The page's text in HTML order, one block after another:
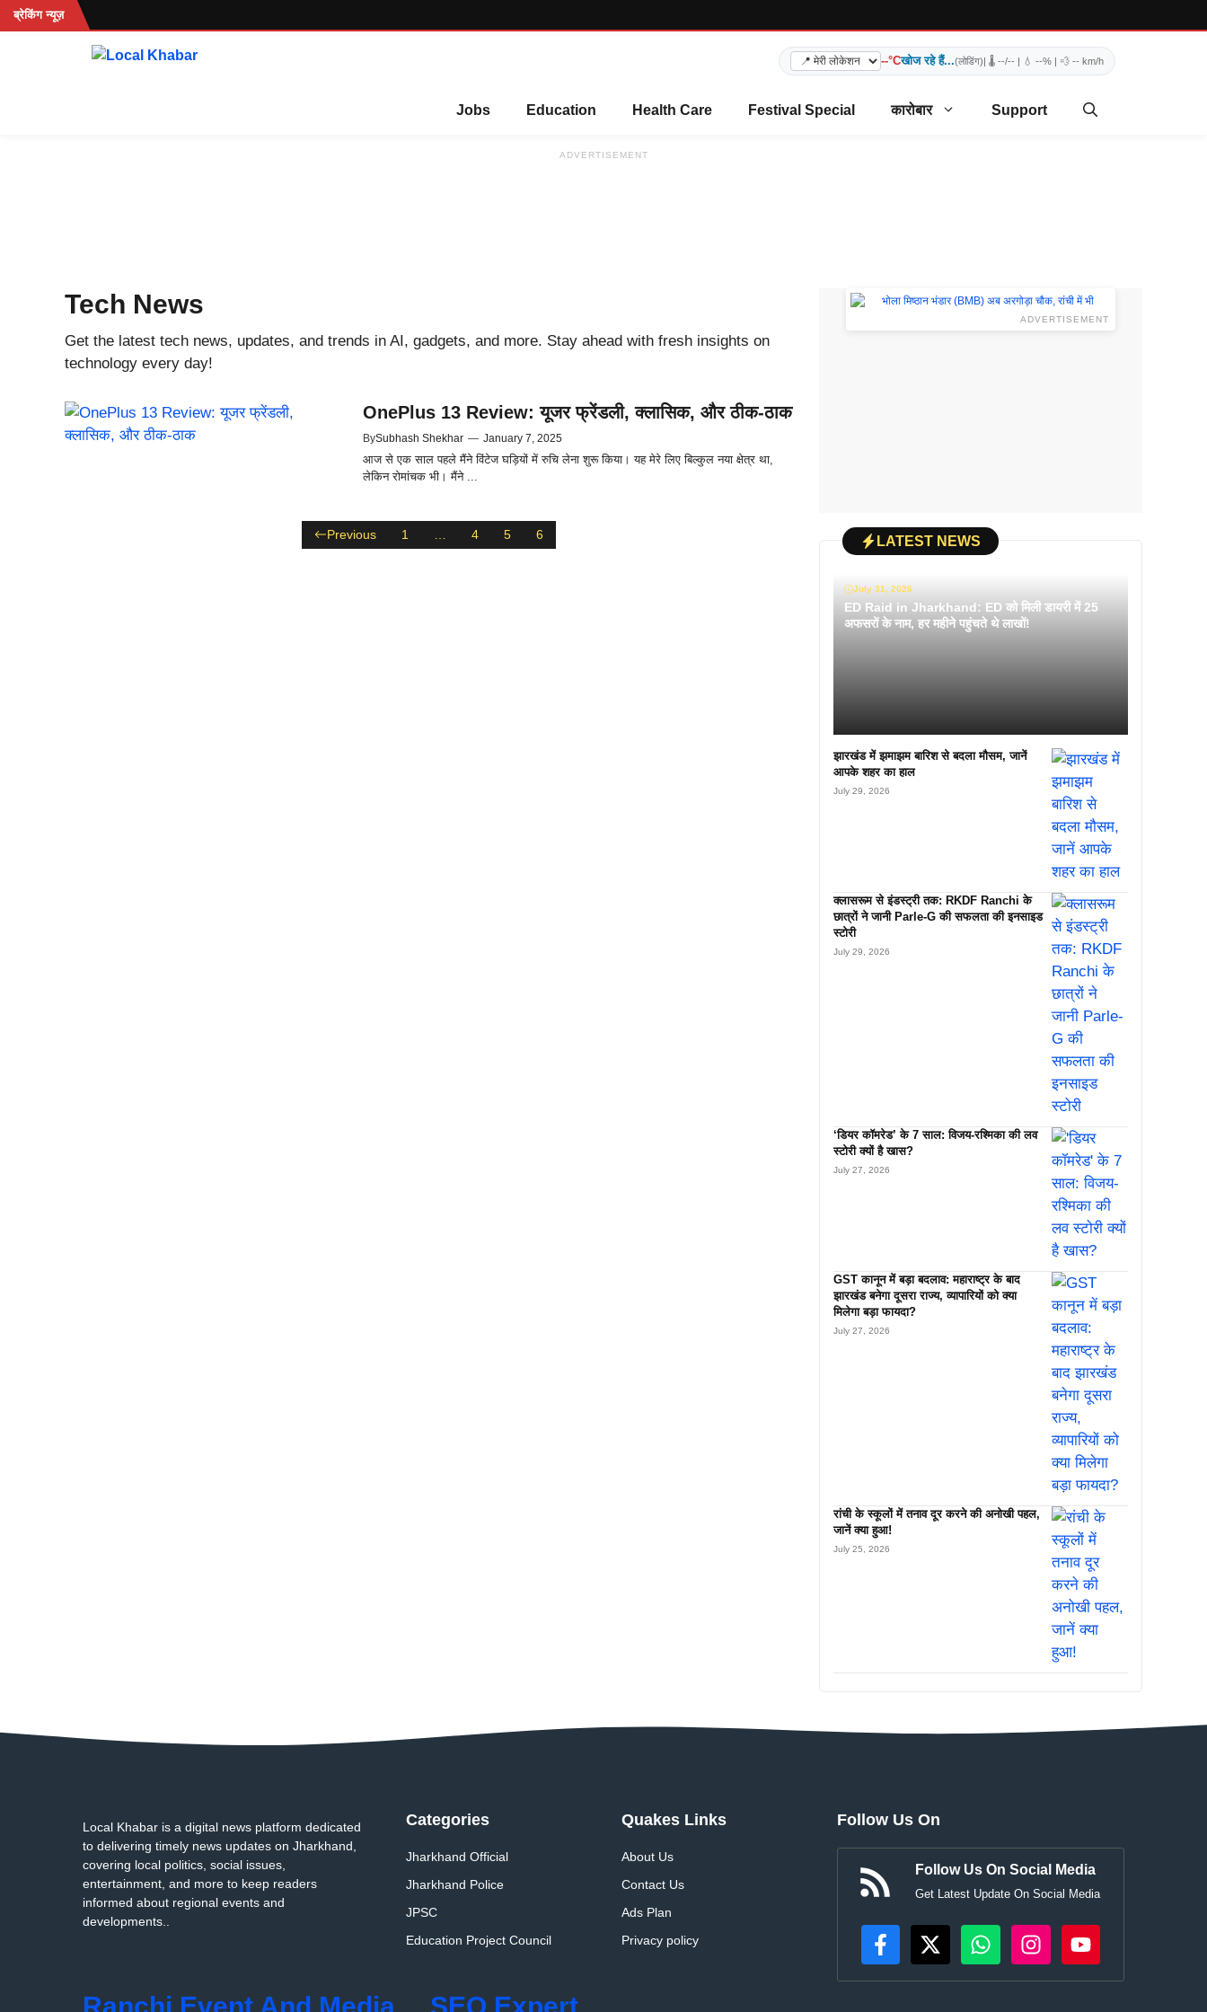
Skip
to
ब्रेकिंग न्यूज़
रहें...
--°Cखोज रहे हैं...(लोडिंग)| 🌡️ --/-- | 💧 --% | 💨 -- km/h
Jobs Education Health Care Festival Special कारोबार Support
ADVERTISEMENT
Tech News
Get the latest tech news, updates, and trends in AI, gadgets, and more. Stay ahead with fresh insights on
technology every day!
OnePlus 13 Review: यूजर फ्रेंडली, क्लासिक, और ठीक-ठाक
BySubhash Shekhar — January 7, 2025
आज से एक साल पहले मैंने विंटेज घड़ियों में रुचि लेना शुरू किया। यह मेरे लिए बिल्कुल नया क्षेत्र था,
लेकिन रोमांचक भी। मैंने ...
Previous 1 4 5 6
ADVERTISEMENT
LATEST NEWS
July 31, 2026
ED Raid in Jharkhand: ED को मिली डायरी में 25
अफसरों के नाम, हर महीने पहुंचते थे लाखों!
झारखंड में झमाझम बारिश से बदला मौसम, जानें
आपके शहर का हाल
July 29, 2026
क्लासरूम से इंडस्ट्री तक: RKDF Ranchi के
छात्रों ने जानी Parle-G की सफलता की इनसाइड
स्टोरी
July 29, 2026
‘डियर कॉमरेड’ के 7 साल: विजय-रश्मिका की लव
स्टोरी क्यों है खास?
July 27, 2026
GST कानून में बड़ा बदलाव: महाराष्ट्र के बाद
झारखंड बनेगा दूसरा राज्य, व्यापारियों को क्या
मिलेगा बड़ा फायदा?
July 27, 2026
रांची के स्कूलों में तनाव दूर करने की अनोखी पहल,
जानें क्या हुआ!
July 25, 2026
Local Khabar is a digital news platform dedicated
to delivering timely news updates on Jharkhand,
covering local politics, social issues,
entertainment, and more to keep readers
informed about regional events and
developments..
Categories
Jharkhand Official
Jharkhand Police
JPSC
Education Project Council
Quakes Links
About Us
Contact Us
Ads Plan
Privacy policy
Follow Us On
Follow Us On Social Media
Get Latest Update On Social Media